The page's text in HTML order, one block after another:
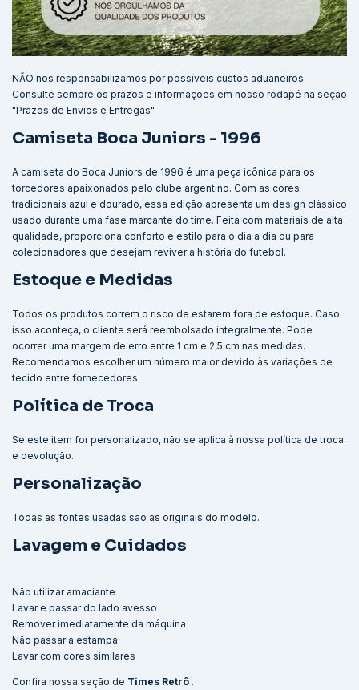
NÃO nos responsabilizamos por possíveis custos aduaneiros.
Consulte sempre os prazos e informações em nosso rodapé na seção
"Prazos de Envios e Entregas".
Camiseta Boca Juniors - 1996
A camiseta do Boca Juniors de 1996 é uma peça icônica para os
torcedores apaixonados pelo clube argentino. Com as cores
tradicionais azul e dourado, essa edição apresenta um design clássico
usado durante uma fase marcante do time. Feita com materiais de alta
qualidade, proporciona conforto e estilo para o dia a dia ou para
colecionadores que desejam reviver a história do futebol.
Estoque e Medidas
Todos os produtos correm o risco de estarem fora de estoque. Caso
isso aconteça, o cliente será reembolsado integralmente. Pode
ocorrer uma margem de erro entre 1 cm e 2,5 cm nas medidas.
Recomendamos escolher um número maior devido às variações de
tecido entre fornecedores.
Política de Troca
Se este item for personalizado, não se aplica à nossa política de troca
e devolução.
Personalização
Todas as fontes usadas são as originais do modelo.
Lavagem e Cuidados
Não utilizar amaciante
Lavar e passar do lado avesso
Remover imediatamente da máquina
Não passar a estampa
Lavar com cores similares
Confira nossa seção de Times Retrô .